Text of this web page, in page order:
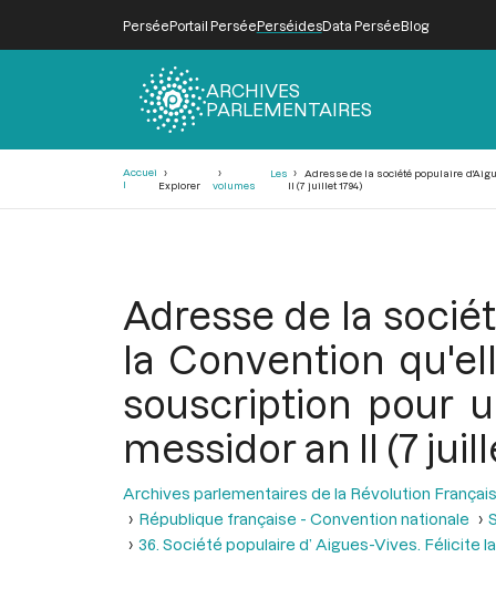
PerséePortail PerséePerséidesData PerséeBlog
ARCHIVES
PARLEMENTAIRES
Accuei
l
Explorer
Les
volumes
Adresse de la société populaire
II (7 juillet 1794)
Adresse de la
la Convention
souscription pour
messidor an II (7
Archives parlementaires de la Révolution
République française - Convention nationale
36. Société populaire d’ Aigues-Vives. Félicite